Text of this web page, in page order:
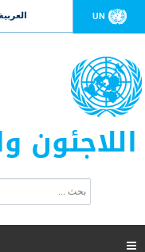
UN
اللاجئون
ت
ب
